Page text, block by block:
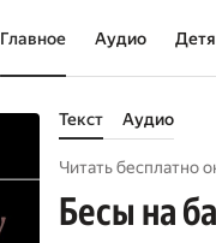
Главное Аудио
Текст Аудио
Читать бесплатно
Бесы на